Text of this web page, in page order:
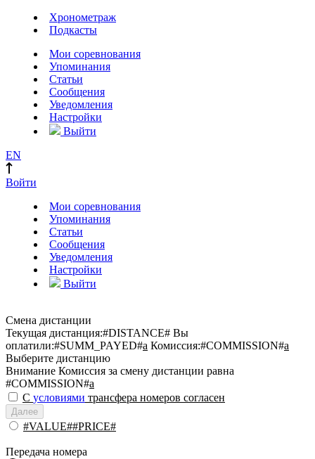
Хронометраж
Подкасты
Мои соревнования
Упоминания
Статьи
Сообщения
Уведомления
Настройки
Выйти
EN
Войти
Мои соревнования
Упоминания
Статьи
Сообщения
Уведомления
Настройки
Выйти
Смена дистанции
Текущая дистанция:#DISTANCE# Вы
оплатили:#SUMM_PAYED#a Комиссия:#COMMISSION#a
Выберите дистанцию
Внимание Комиссия за смену дистанции равна
#COMMISSION#a
С условиями трансфера номеров согласен
Далее
#VALUE##PRICE#
Передача номера